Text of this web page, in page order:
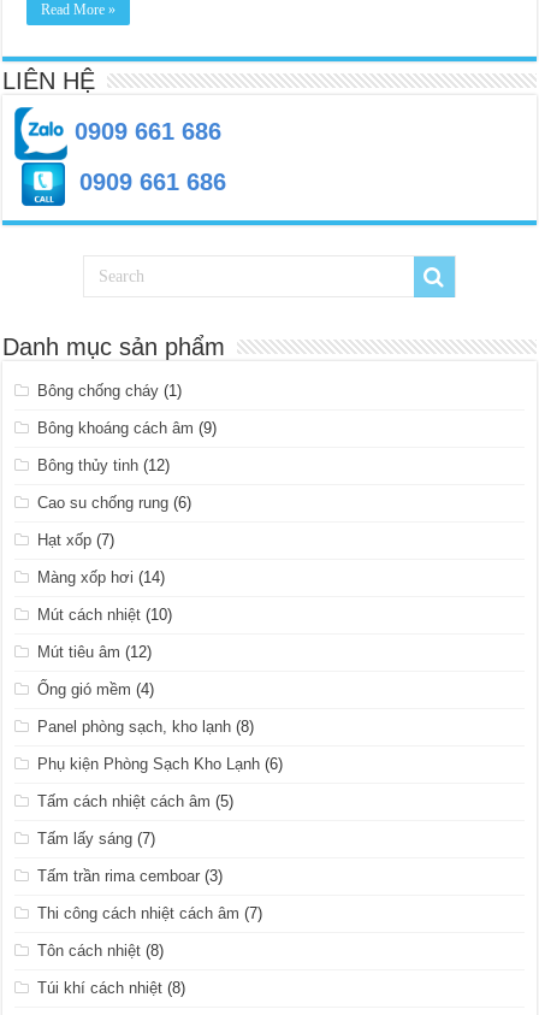
Read More »
LIÊN HỆ
0909 661 686
0909 661 686
Danh mục sản phẩm
Bông chống cháy (1)
Bông khoáng cách âm (9)
Bông thủy tinh (12)
Cao su chống rung (6)
Hạt xốp (7)
Màng xốp hơi (14)
Mút cách nhiệt (10)
Mút tiêu âm (12)
Ống gió mềm (4)
Panel phòng sạch, kho lạnh (8)
Phụ kiện Phòng Sạch Kho Lạnh (6)
Tấm cách nhiệt cách âm (5)
Tấm lấy sáng (7)
Tấm trần rima cemboar (3)
Thi công cách nhiệt cách âm (7)
Tôn cách nhiệt (8)
Túi khí cách nhiệt (8)